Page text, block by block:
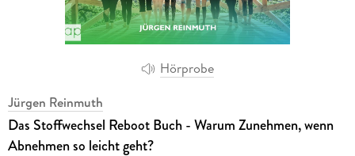
Hörprobe
Jürgen Reinmuth
Das Stoffwechsel Reboot Buch - Warum Zunehmen, wenn
Abnehmen so leicht geht?